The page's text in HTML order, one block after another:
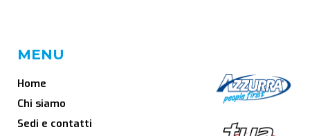
MENU
Home
Chi siamo
Sedi e contatti